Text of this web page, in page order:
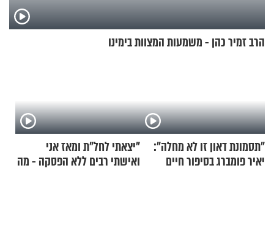
הרב זמיר כהן - משמעות המצוות בימינו
"תסמונת דאון זו לא מחלה":
יאיר פומברג בסיפור חיים
"יצאתי לחל"ת ומאז אני
ואישתי רבים ללא הפסקה - מה